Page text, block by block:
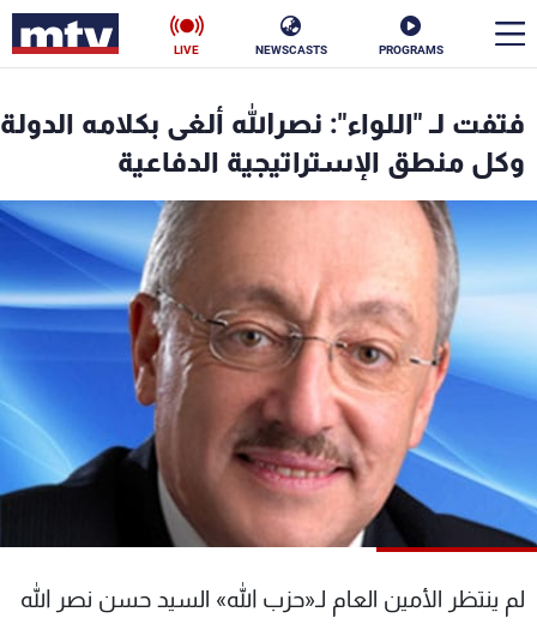
PROGRAMS
NEWSCASTS
LIVE
فتفت لـ "اللواء": نصرالله ألغى بكلامه الدولة
وكل منطق الإستراتيجية الدفاعية
لم ينتظر الأمين العام لـ«حزب الله» السيد حسن نصر الله
الأخبار
سياسة
إقتصاد
منوعات رياضة
كأس العالم
البرامج
جدول البرامج
الترددات